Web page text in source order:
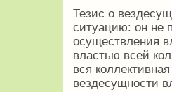
Тезис о
ситуацию: он не
осуществления
властью всей
вся
вездесущности